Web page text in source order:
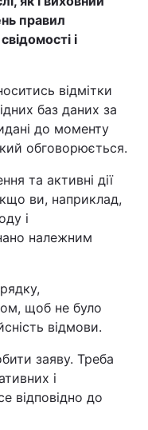
правил
і
відмітки
баз даних за
до моменту
обговорюється.
та активні дії
ви, наприклад,
і
належним
щоб не було
відмови.
заяву. Треба
і
відповідно до